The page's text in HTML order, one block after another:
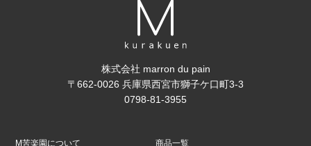
株式会社 marron du pain
〒662-0026 兵庫県西宮市獅子ケ口町3-3
0798-81-3955
M苦楽園について 商品一覧